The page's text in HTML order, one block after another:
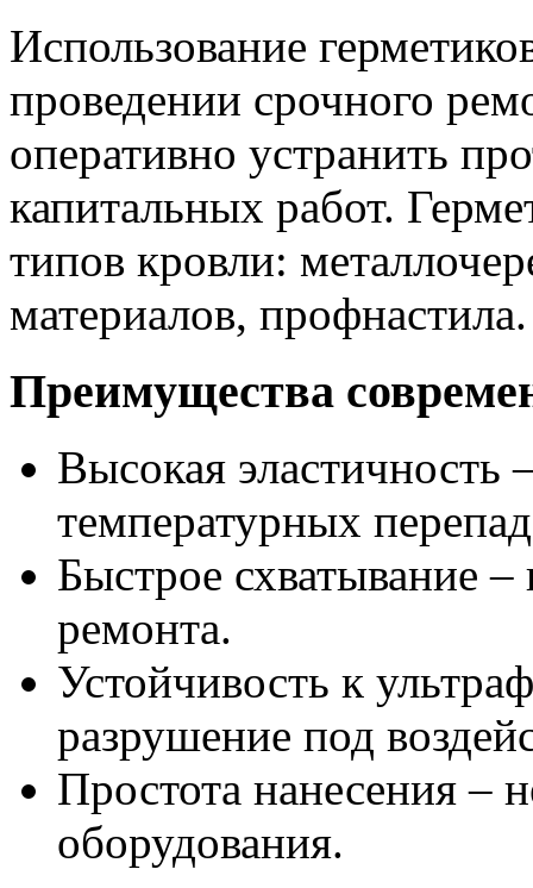
Использование
проведении срочного
оперативно устранить
капитальных работ.
типов кровли:
материалов, профнастила.
Преимущества
Высокая эластичность
температурных
Быстрое схватывание –
ремонта.
Устойчивость к
разрушение под
Простота нанесения –
оборудования.